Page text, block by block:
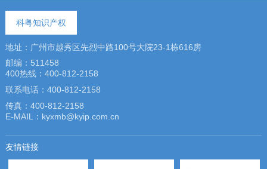
科粤知识产权
地址：广州市越秀区先烈中路100号大院23-1栋616房
邮编：511458
400热线：400-812-2158
联系电话：400-812-2158
传真：400-812-2158
E-MAIL：kyxmb@kyip.com.cn
友情链接